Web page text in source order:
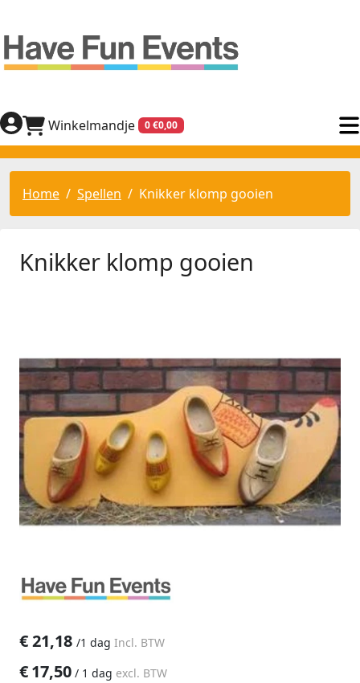
Winkelmandje 0 €0,00
Home Spellen Knikker klomp gooien
Knikker klomp gooien
€21,18 /1 dag Incl. BTW
€17,50 / 1 dag excl. BTW